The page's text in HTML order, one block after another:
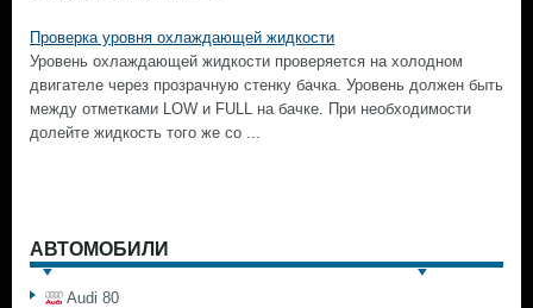
Проверка уровня охлаждающей жидкости
Уровень охлаждающей жидкости проверяется на холодном
двигателе через прозрачную стенку бачка. Уровень должен быть
между отметками LOW и FULL на бачке. При необходимости
долейте жидкость того же со ...
АВТОМОБИЛИ
Audi 80